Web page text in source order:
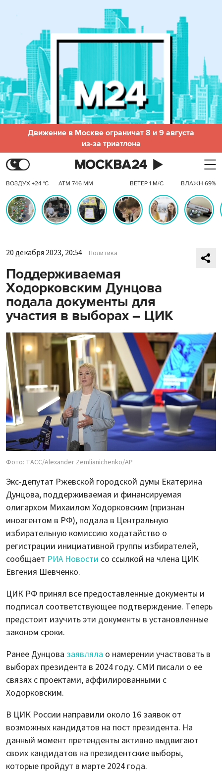
Движение в Москве ограничат 8 и 9 августа
из-за триатлона
ВОЗДУХ +24 °C АТМ 746 ММ ВЕТЕР 1 М/С ВЛАЖН 69%
20 декабря 2023, 20:54 Политика
Поддерживаемая
Ходорковским Дунцова
подала документы для
участия в выборах – ЦИК
Фото: ТАСС/Alexander Zemlianichenko/AP
Экс-депутат Ржевской городской думы Екатерина
Дунцова, поддерживаемая и финансируемая
олигархом Михаилом Ходорковским (признан
иноагентом в РФ), подала в Центральную
избирательную комиссию ходатайство о
регистрации инициативной группы избирателей,
сообщает РИА Новости со ссылкой на члена ЦИК
Евгения Шевченко.
ЦИК РФ принял все предоставленные документы и
подписал соответствующее подтверждение. Теперь
предстоит изучить эти документы в установленные
законом сроки.
Ранее Дунцова заявляла о намерении участвовать в
выборах президента в 2024 году. СМИ писали о ее
связях с проектами, аффилированными с
Ходорковским.
В ЦИК России направили около 16 заявок от
возможных кандидатов на пост президента. На
данный момент претенденты активно выдвигают
своих кандидатов на президентские выборы,
которые пройдут в марте 2024 года.